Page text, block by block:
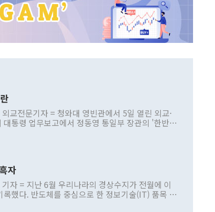
교전문기자 = 청와대 영빈관에서 5일 열린 외교·
대통령 업무보고에서 정동영 통일부 장관의 '한반도
을 거치지 않은 사안을 정책으로 추진하겠다고 공
현실적 구상'이라는 비판을 내놨다. 그동안 정 장
이 물의를 빚은 적은 여러 번 있지만 대통령과 유
로 부정적 입장을 표명한 것은 이례적이다. 정 장
과 월권을 제어해야 한다는 목소리도 높아지고 있
자
자 = 지난 6월 우리나라의 경상수지가 전월에 이
록했다. 반도체를 중심으로 한 정보기술(IT) 품목 수